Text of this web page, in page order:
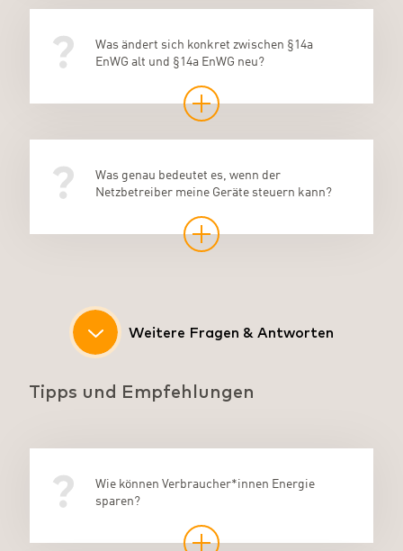
Was ändert sich konkret zwischen §14a
EnWG alt und §14a EnWG neu?
Was genau bedeutet es, wenn der
Netzbetreiber meine Geräte steuern kann?
steuerbaren Geräte gleichzeitig gedimmt?
auch Auswirkungen auf meinen
Haushaltsstrom?
Weitere Fragen & Antworten
Tipps und Empfehlungen
Wie können Verbraucher*innen Energie
sparen?